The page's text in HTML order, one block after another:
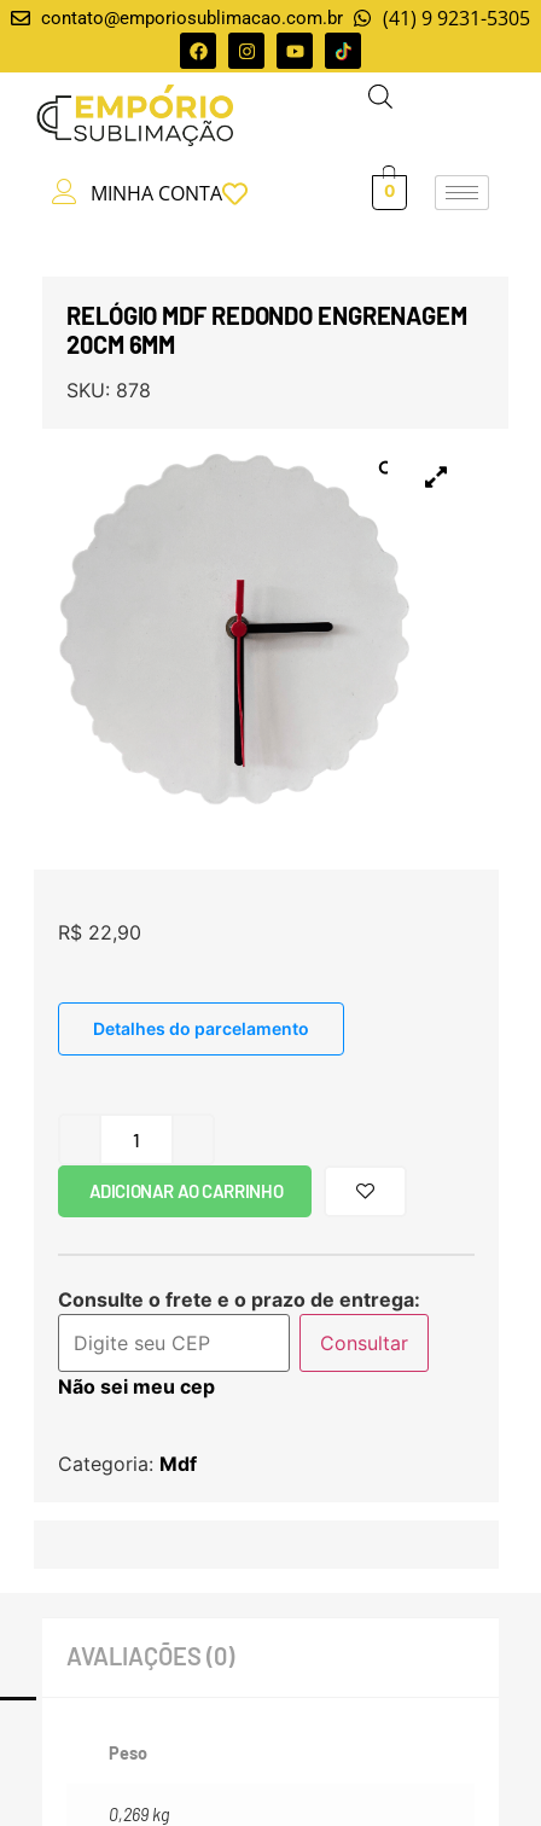
contato@emporiosublimacao.com.br (41) 9 9231-5305
MINHA CONTA 0
RELÓGIO MDF REDONDO ENGRENAGEM
20CM 6MM
SKU: 878
R$22,90
Detalhes do parcelamento
ADICIONAR AO CARRINHO
Consulte o frete e o prazo de entrega:
Consultar
Não sei meu cep
Categoria: Mdf
AVALIAÇÕES (0)
Peso
0,269 kg